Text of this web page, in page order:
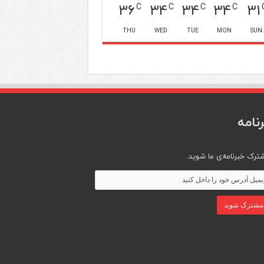
31
SUN
34C
MON
34C
TUE
34C
WED
36C
THU
خبرنامه‌ی ما شوید.